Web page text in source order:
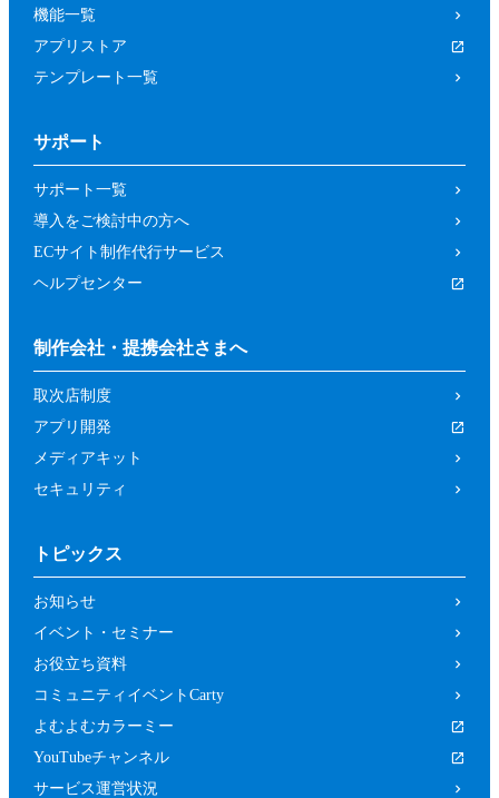
機能一覧
アプリストア
テンプレート一覧
サポート
サポート一覧
導入をご検討中の方へ
ECサイト制作代行サービス
ヘルプセンター
制作会社・提携会社さまへ
取次店制度
アプリ開発
メディアキット
セキュリティ
トピックス
お知らせ
イベント・セミナー
お役立ち資料
コミュニティイベントCarty
よむよむカラーミー
YouTubeチャンネル
サービス運営状況